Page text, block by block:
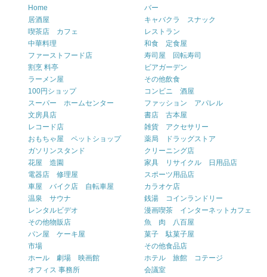
Home
バー
居酒屋
キャバクラ スナック
喫茶店 カフェ
レストラン
中華料理
和食 定食屋
ファーストフード店
寿司屋 回転寿司
割烹 料亭
ビアガーデン
ラーメン屋
その他飲食
100円ショップ
コンビニ 酒屋
スーパー ホームセンター
ファッション アパレル
文房具店
書店 古本屋
レコード店
雑貨 アクセサリー
おもちゃ屋 ペットショップ
薬局 ドラッグストア
ガソリンスタンド
クリーニング店
花屋 造園
家具 リサイクル 日用品店
電器店 修理屋
スポーツ用品店
車屋 バイク店 自転車屋
カラオケ店
温泉 サウナ
銭湯 コインランドリー
レンタルビデオ
漫画喫茶 インターネットカフェ
その他物販店
魚 肉 八百屋
パン屋 ケーキ屋
菓子 駄菓子屋
市場
その他食品店
ホール 劇場 映画館
ホテル 旅館 コテージ
オフィス 事務所
会議室